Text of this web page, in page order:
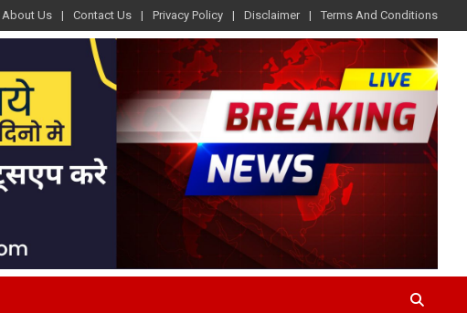
About Us Contact Us Privacy Policy Disclaimer Terms And Conditions